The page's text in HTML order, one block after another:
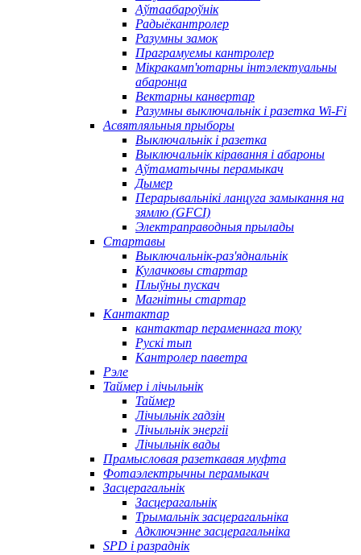
Аўтаабароўнік
Радыёкантролер
Разумны замок
Праграмуемы кантролер
Мікракамп'ютарны інтэлектуальны
абаронца
Вектарны канвертар
Разумны выключальнік і разетка Wi-Fi
Асвятляльныя прыборы
Выключальнік і разетка
Выключальнік кіравання і абароны
Аўтаматычны перамыкач
Дымер
Перарывальнікі ланцуга замыкання на
зямлю (GFCI)
Электраправодныя прылады
Стартавы
Выключальнік-раз'яднальнік
Кулачковы стартар
Плыўны пускач
Магнітны стартар
Кантактар
кантактар ​​пераменнага току
Рускі тып
Кантролер паветра
Рэле
Таймер і лічыльнік
Таймер
Лічыльнік гадзін
Лічыльнік энергіі
Лічыльнік вады
Прамысловая разеткавая муфта
Фотаэлектрычны перамыкач
Засцерагальнік
Засцерагальнік
Трымальнік засцерагальніка
Адключэнне засцерагальніка
SPD і разраднік